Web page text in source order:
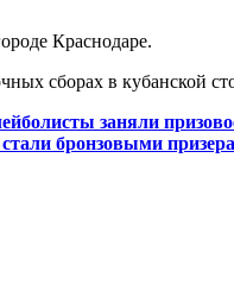
Краснодаре.
сборах в кубанской
заняли
бронзовыми